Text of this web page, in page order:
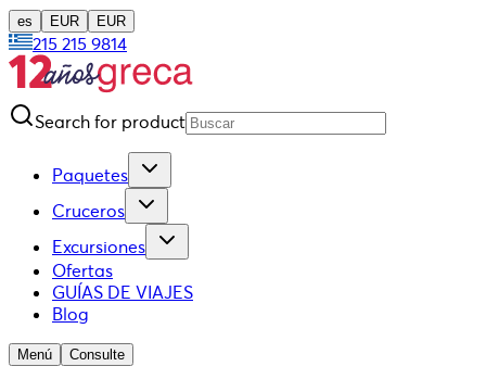
es EUR EUR
215 215 9814
Search for product
Paquetes
Cruceros
Excursiones
Ofertas
GUÍAS DE VIAJES
Blog
Menú Consulte